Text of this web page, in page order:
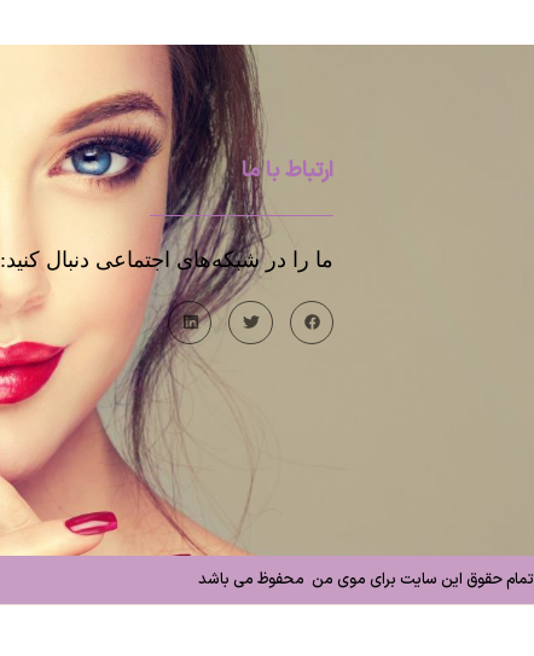
ارتباط با ما
ما را در شبکه‌های اجتماعی دنبال کنید:
تمام حقوق این سایت برای موی من محفوظ می باشد